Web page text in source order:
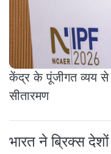
केंद्र के पूंजीगत व्यय से
सीतारमण
भारत ने ब्रिक्स